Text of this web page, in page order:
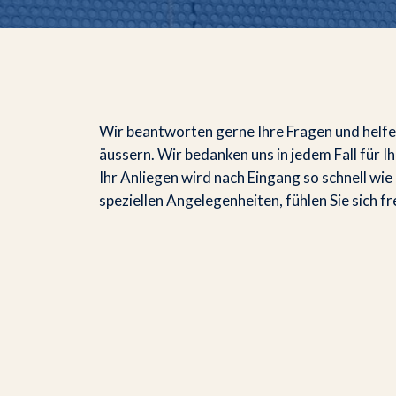
Wir beantworten gerne Ihre Fragen und
äussern. Wir bedanken uns in jedem Fall für
Ihr Anliegen wird nach Eingang so schnell
speziellen Angelegenheiten, fühlen Sie sich